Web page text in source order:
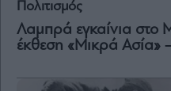
Πολιτισμός
Λαμπρά εγκαίνια στο
έκθεση «Μικρά Ασία»